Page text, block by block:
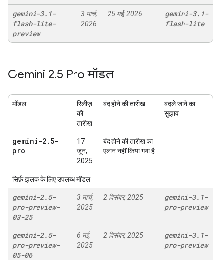
gemini-3. 1-
flash-lite-
preview
3 मार्च,
2026
25 मई, 2026 gemini-3. 1-
flash-lite
Gemini 2.5 Pro मॉडल
मॉडल
रिलीज़
की
तारीख
बंद होने की तारीख
बदले जाने का
सुझाव
gemini-2. 5-
pro
17
जून,
2025
बंद होने की तारीख का
एलान नहीं किया गया है
सिर्फ़ झलक के लिए उपलब्ध मॉडल
gemini-2.5-
pro-preview-
03-25
3 मार्च,
2025
2 दिसंबर, 2025 gemini-3. 1-
pro-preview
gemini-2.5-
pro-preview-
05-06
6 मई,
2025
2 दिसंबर, 2025 gemini-3. 1-
pro-preview